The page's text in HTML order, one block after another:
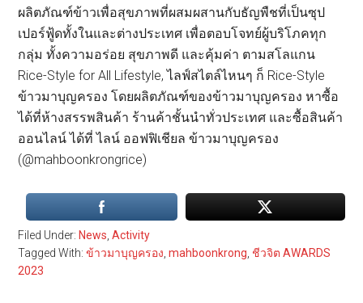
ผลิตภัณฑ์ข้าวเพื่อสุขภาพที่ผสมผสานกับธัญพืชที่เป็นซุป
เปอร์ฟู้ดทั้งในและต่างประเทศ เพื่อตอบโจทย์ผู้บริโภคทุก
กลุ่ม ทั้งความอร่อย สุขภาพดี และคุ้มค่า ตามสโลแกน
Rice-Style for All Lifestyle, ไลฟ์สไตล์ไหนๆ ก็ Rice-Style
ข้าวมาบุญครอง โดยผลิตภัณฑ์ของข้าวมาบุญครอง หาซื้อ
ได้ที่ห้างสรรพสินค้า ร้านค้าชั้นนำทั่วประเทศ และซื้อสินค้า
ออนไลน์ ได้ที่ ไลน์ ออฟฟิเชียล ข้าวมาบุญครอง
(@mahboonkrongrice)
Filed Under: News ,Activity
Tagged With:ข้าวมาบุญครอง ,mahboonkrong ชีวจิต AWARDS
2023